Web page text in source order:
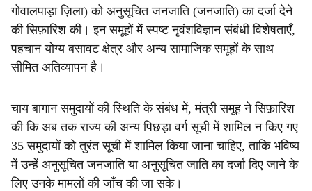
गोवालपाड़ा ज़िला) को अनुसूचित जनजाति (जनजाति) का दर्जा देने
की सिफ़ारिश की। इन समूहों में स्पष्ट नृवंशविज्ञान संबंधी विशेषताएँ,
पहचान योग्य बसावट क्षेत्र और अन्य सामाजिक समूहों के साथ
सीमित अतिव्यापन है।
चाय बागान समुदायों की स्थिति के संबंध में, मंत्री समूह ने सिफ़ारिश
की कि अब तक राज्य की अन्य पिछड़ा वर्ग सूची में शामिल न किए गए
35 समुदायों को तुरंत सूची में शामिल किया जाना चाहिए, ताकि भविष्य
में उन्हें अनुसूचित जनजाति या अनुसूचित जाति का दर्जा दिए जाने के
लिए उनके मामलों की जाँच की जा सके।